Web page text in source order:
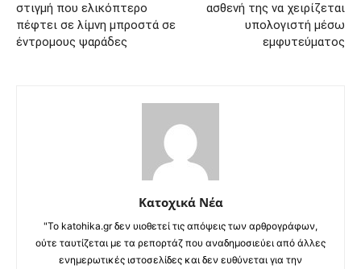
στιγμή που ελικόπτερο
πέφτει σε λίμνη μπροστά σε
έντρομους ψαράδες
ασθενή της να χειρίζεται
υπολογιστή μέσω
εμφυτεύματος
Κατοχικά Νέα
"Το katohika.gr δεν υιοθετεί τις απόψεις των αρθρογράφων,
ούτε ταυτίζεται με τα ρεπορτάζ που αναδημοσιεύει από άλλες
ενημερωτικές ιστοσελίδες και δεν ευθύνεται για την